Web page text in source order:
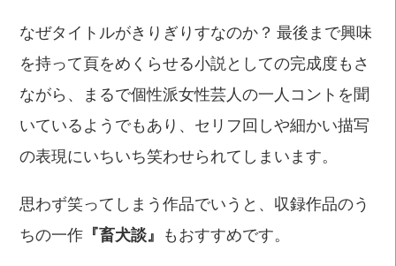
なぜタイトルがきりぎりすなのか？ 最後まで興味
を持って頁をめくらせる小説としての完成度もさ
ながら、まるで個性派女性芸人の一人コントを聞
いているようでもあり、セリフ回しや細かい描写
の表現にいちいち笑わせられてしまいます。
思わず笑ってしまう作品でいうと、収録作品のう
ちの一作 『畜犬談』 もおすすめです。